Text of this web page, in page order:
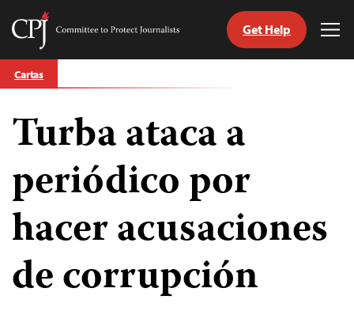
Skip
to
Committee
Journalists
Get Help
Cartas
Turba ataca a
periódico por
hacer acusaciones
de corrupción